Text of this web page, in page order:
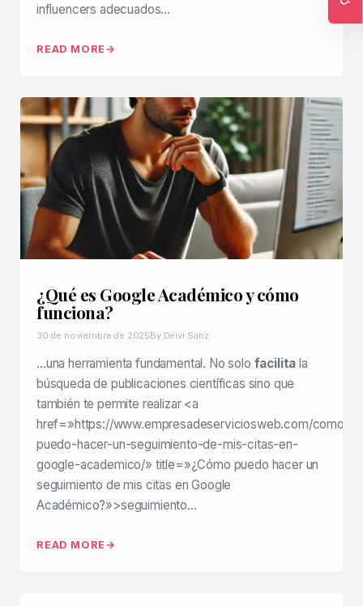
influencers adecuados…
READ MORE
¿Qué es Google Académico y cómo
funciona?
30 de noviembre de 2025By Deivi Sanz
…una herramienta fundamental. No solo facilita la
búsqueda de publicaciones científicas sino que
también te permite realizar <a
href=»https://www.empresadeserviciosweb.com/como-
puedo-hacer-un-seguimiento-de-mis-citas-en-
google-academico/» title=»¿Cómo puedo hacer un
seguimiento de mis citas en Google
Académico?»>seguimiento…
READ MORE